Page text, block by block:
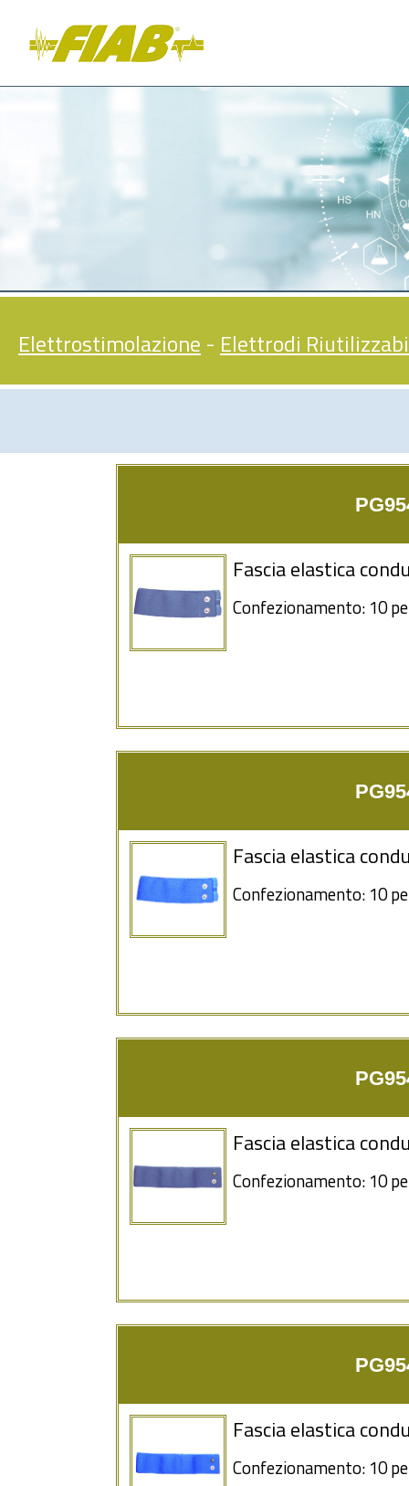
Elettrostimolazione - Elettrodi
Fascia elastica
Confezionamento: 10
Fascia elastica
Confezionamento: 10
Fascia elastica
Confezionamento: 10
Fascia elastica
Confezionamento: 10